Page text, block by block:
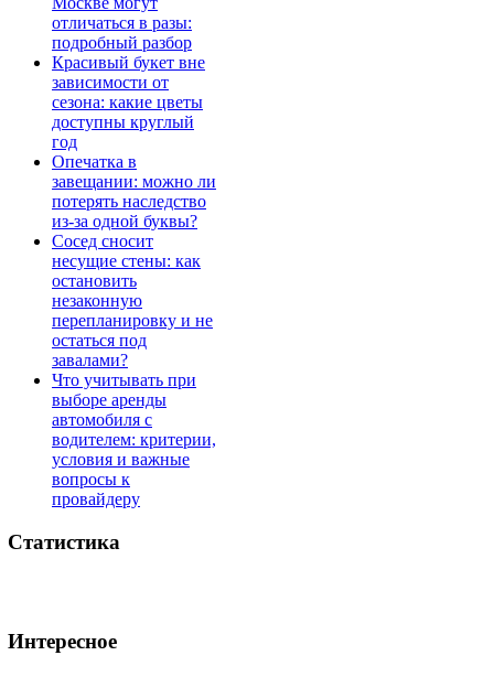
отличаться в разы:
подробный разбор
Красивый букет вне
зависимости от
сезона: какие цветы
доступны круглый
год
Опечатка в
завещании: можно ли
потерять наследство
из-за одной буквы?
Сосед сносит
несущие стены: как
остановить
незаконную
перепланировку и не
остаться под
завалами?
Что учитывать при
выборе аренды
автомобиля с
водителем: критерии,
условия и важные
вопросы к
провайдеру
Статистика
Интересное